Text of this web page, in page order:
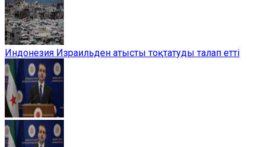
Индонезия Израильден атысты тоқтатуды талап етті